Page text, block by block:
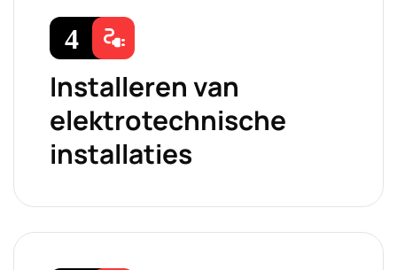
Installeren van
elektrotechnische
installaties